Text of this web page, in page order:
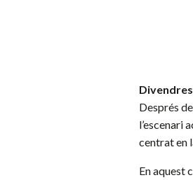
Després
l’escenari
centrat en
En aquest